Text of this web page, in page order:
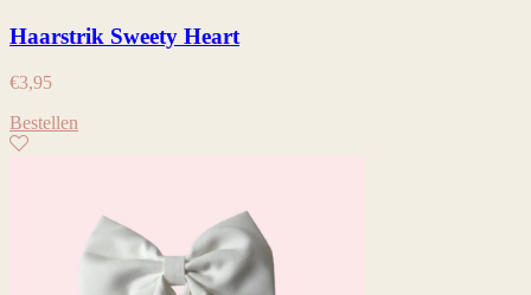
Haarstrik Sweety Heart
€3,95
Bestellen